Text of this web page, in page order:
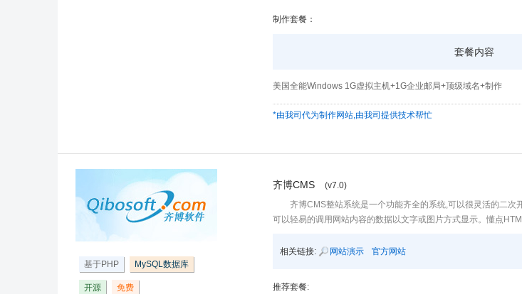
制作套餐：
套餐内容
美国全能Windows 1G虚拟主机+1G企业邮局+顶级域名+制作
*由我司代为制作网站,由我司提供技术帮忙
基于PHP MySQL数据库
开源 免费
齐博CMS
(v7.0)
齐博CMS整站系统是一个功能齐全的系统,可以很灵活的二
可以轻易的调用网站内容的数据以文字或图片方式显示。懂点
相关链接: 网站演示 官方网站
推荐套餐: